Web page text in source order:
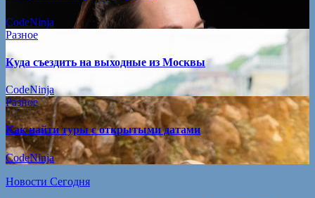
CodeNinja
Разное
Куда съездить на выходные из Москвы
CodeNinja
Разное
Как найти туры с открытыми датами
CodeNinja
Новости Сегодня